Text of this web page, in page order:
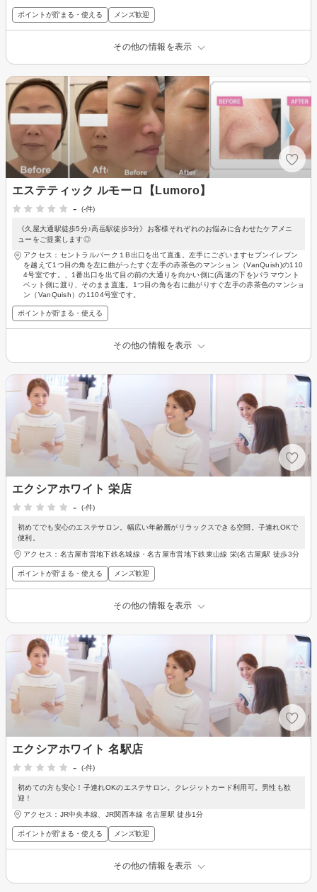
ポイントが貯まる・使える メンズ歓迎
その他の情報を表示
エステティック ルモーロ【Lumoro】
-
(-件)
《久屋大通駅徒歩5分♪高岳駅徒歩3分》お客様それぞれのお悩みに合わせたケアメニ
ューをご提案します◎
アクセス：セントラルパーク１B出口を出て直進。左手にございますセブンイレブン
を越えて1つ目の角を左に曲がったすぐ左手の赤茶色のマンション（VanQuish)の110
4号室です。、1番出口を出て目の前の大通りを向かい側に(高速の下を)パラマウント
ベット側に渡り、そのまま直進。1つ目の角を右に曲がりすぐ左手の赤茶色のマンショ
ン（VanQuish）の1104号室です。
ポイントが貯まる・使える
その他の情報を表示
エクシアホワイト 栄店
-
(-件)
初めてでも安心のエステサロン。幅広い年齢層がリラックスできる空間。子連れOKで
便利。
アクセス：名古屋市営地下鉄名城線・名古屋市営地下鉄東山線 栄(名古屋)駅 徒歩3分
ポイントが貯まる・使える メンズ歓迎
その他の情報を表示
エクシアホワイト 名駅店
-
(-件)
初めての方も安心！子連れOKのエステサロン。クレジットカード利用可。男性も歓
迎！
アクセス：JR中央本線、JR関西本線 名古屋駅 徒歩1分
ポイントが貯まる・使える メンズ歓迎
その他の情報を表示